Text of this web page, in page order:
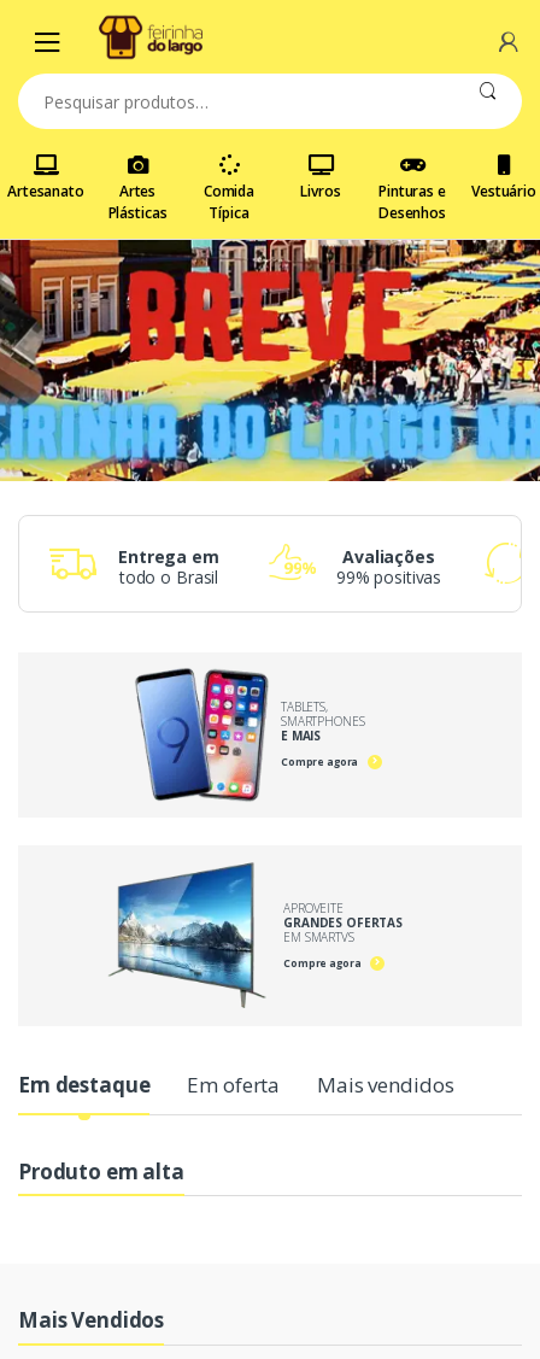
Artesanato
Artes
Plásticas
Comida
Típica
Livros
Pinturas e
Desenhos
Vestuário
Entrega em
todo o Brasil
Avaliações
99% positivas
TABLETS,
SMARTPHONES
E MAIS
Compre agora
APROVEITE
GRANDES OFERTAS
EM SMARTVS
Compre agora
G
i
d
Em destaque Em oferta Mais vendidos
Produto em alta
Mais Vendidos